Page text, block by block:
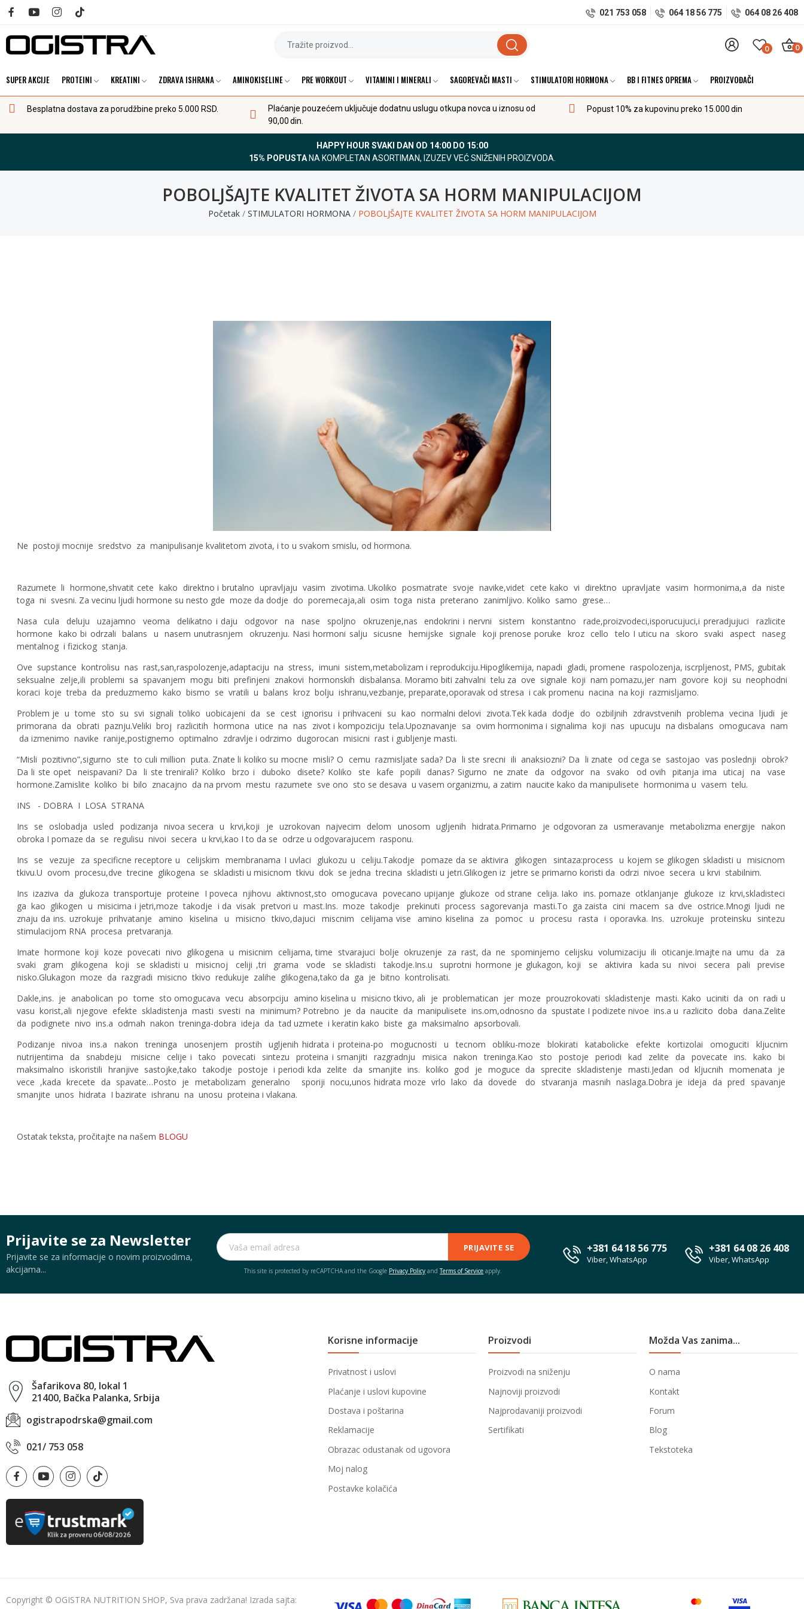
021 753 058 064 18 56 775 064 08 26 408
0 0
SUPER AKCIJE PROTEINI KREATINI ZDRAVA ISHRANA AMINOKISELINE PRE WORKOUT VITAMINI I MINERALI SAGOREVAČI MASTI STIMULATORI HORMONA BB I FITNES OPREMA PROIZVOĐAČI
Besplatna dostava za porudžbine preko 5.000 RSD.
Plaćanje pouzećem uključuje dodatnu uslugu otkupa novca u iznosu od
90,00 din.
Popust 10% za kupovinu preko 15.000 din
HAPPY HOUR SVAKI DAN OD 14:00 DO 15:00
15% POPUSTANA KOMPLETAN ASORTIMAN, IZUZEV VEĆ SNIŽENIH PROIZVODA.
POBOLJŠAJTE KVALITET ŽIVOTA SA HORM MANIPULACIJOM
Početak STIMULATORI HORMONA POBOLJŠAJTE KVALITET ŽIVOTA SA HORM MANIPULACIJOM
Ne postoji mocnije sredstvo za manipulisanje kvalitetom zivota, i to u svakom smislu, od hormona.
Razumete li hormone,shvatit cete kako direktno i brutalno upravljaju vasim zivotima. Ukoliko posmatrate svoje navike,videt cete kako vi direktno upravljate vasim hormonima,a da niste
toga ni svesni. Za vecinu ljudi hormone su nesto gde moze da dodje do poremecaja,ali osim toga nista preterano zanimljivo. Koliko samo grese…
Nasa cula deluju uzajamno veoma delikatno i daju odgovor na nase spoljno okruzenje,nas endokrini i nervni sistem konstantno rade,proizvodeci,isporucujuci,i preradjujuci razlicite
hormone kako bi odrzali balans u nasem unutrasnjem okruzenju. Nasi hormoni salju sicusne hemijske signale koji prenose poruke kroz cello telo I uticu na skoro svaki aspect naseg
mentalnog i fizickog stanja.
Ove supstance kontrolisu nas rast,san,raspolozenje,adaptaciju na stress, imuni sistem,metabolizam i reprodukciju.Hipoglikemija, napadi gladi, promene raspolozenja, iscrpljenost, PMS, gubitak
seksualne zelje,ili problemi sa spavanjem mogu biti prefinjeni znakovi hormonskih disbalansa. Moramo biti zahvalni telu za ove signale koji nam pomazu,jer nam govore koji su neophodni
koraci koje treba da preduzmemo kako bismo se vratili u balans kroz bolju ishranu,vezbanje, preparate,oporavak od stresa i cak promenu nacina na koji razmisljamo.
Problem je u tome sto su svi signali toliko uobicajeni da se cest ignorisu i prihvaceni su kao normalni delovi zivota.Tek kada dodje do ozbiljnih zdravstvenih problema vecina ljudi je
primorana da obrati paznju.Veliki broj razlicitih hormona utice na nas zivot i kompoziciju tela.Upoznavanje sa ovim hormonima i signalima koji nas upucuju na disbalans omogucava nam
da izmenimo navike ranije,postignemo optimalno zdravlje i odrzimo dugorocan misicni rast i gubljenje masti.
“Misli pozitivno”,sigurno ste to culi million puta. Znate li koliko su mocne misli? O cemu razmisljate sada? Da li ste srecni ili anaksiozni? Da li znate od cega se sastojao vas poslednji obrok?
Da li ste opet neispavani? Da li ste trenirali? Koliko brzo i duboko disete? Koliko ste kafe popili danas? Sigurno ne znate da odgovor na svako od ovih pitanja ima uticaj na vase
hormone.Zamislite koliko bi bilo znacajno da na prvom mestu razumete sve ono sto se desava u vasem organizmu, a zatim naucite kako da manipulisete hormonima u vasem telu.
INS - DOBRA I LOSA STRANA
Ins se oslobadja usled podizanja nivoa secera u krvi,koji je uzrokovan najvecim delom unosom ugljenih hidrata.Primarno je odgovoran za usmeravanje metabolizma energije nakon
obroka I pomaze da se regulisu nivoi secera u krvi,kao I to da se odrze u odgovarajucem rasponu.
Ins se vezuje za specificne receptore u celijskim membranama I uvlaci glukozu u celiju.Takodje pomaze da se aktivira glikogen sintaza:process u kojem se glikogen skladisti u misicnom
tkivu.U ovom procesu,dve trecine glikogena se skladisti u misicnom tkivu dok se jedna trecina skladisti u jetri.Glikogen iz jetre se primarno koristi da odrzi nivoe secera u krvi stabilnim.
Ins izaziva da glukoza transportuje proteine I poveca njihovu aktivnost,sto omogucava povecano upijanje glukoze od strane celija. Iako ins. pomaze otklanjanje glukoze iz krvi,skladisteci
ga kao glikogen u misicima i jetri,moze takodje i da visak pretvori u mast.Ins. moze takodje prekinuti process sagorevanja masti.To ga zaista cini macem sa dve ostrice.Mnogi ljudi ne
znaju da ins. uzrokuje prihvatanje amino kiselina u misicno tkivo,dajuci miscnim celijama vise amino kiselina za pomoc u procesu rasta i oporavka. Ins. uzrokuje proteinsku sintezu
stimulacijom RNA procesa pretvaranja.
Imate hormone koji koze povecati nivo glikogena u misicnim celijama, time stvarajuci bolje okruzenje za rast, da ne spominjemo celijsku volumizaciju ili oticanje.Imajte na umu da za
svaki gram glikogena koji se skladisti u misicnoj celiji ,tri grama vode se skladisti takodje.Ins.u suprotni hormone je glukagon, koji se aktivira kada su nivoi secera pali previse
nisko.Glukagon moze da razgradi misicno tkivo redukuje zalihe glikogena,tako da ga je bitno kontrolisati.
Dakle,ins. je anabolican po tome sto omogucava vecu absorpciju amino kiselina u misicno tkivo, ali je problematican jer moze prouzrokovati skladistenje masti. Kako uciniti da on radi u
vasu korist,ali njegove efekte skladistenja masti svesti na minimum? Potrebno je da naucite da manipulisete ins.om,odnosno da spustate I podizete nivoe ins.a u razlicito doba dana.Zelite
da podignete nivo ins.a odmah nakon treninga-dobra ideja da tad uzmete i keratin kako biste ga maksimalno apsorbovali.
Podizanje nivoa ins.a nakon treninga unosenjem prostih ugljenih hidrata i proteina-po mogucnosti u tecnom obliku-moze blokirati katabolicke efekte kortizolai omoguciti kljucnim
nutrijentima da snabdeju misicne celije i tako povecati sintezu proteina i smanjiti razgradnju misica nakon treninga.Kao sto postoje periodi kad zelite da povecate ins. kako bi
maksimalno iskoristili hranjive sastojke,tako takodje postoje i periodi kda zelite da smanjite ins. koliko god je moguce da sprecite skladistenje masti.Jedan od kljucnih momenata je
vece ,kada krecete da spavate…Posto je metabolizam generalno sporiji nocu,unos hidrata moze vrlo lako da dovede do stvaranja masnih naslaga.Dobra je ideja da pred spavanje
smanjite unos hidrata I bazirate ishranu na unosu proteina i vlakana.
Ostatak teksta, pročitajte na našem BLOGU
Prijavite se za Newsletter
Prijavite se za informacije o novim proizvodima,
akcijama...
PRIJAVITE SE
This site is protected by reCAPTCHA and the Google Privacy Policy andTerms of Service apply.
+381 64 18 56 775
Viber, WhatsApp
+381 64 08 26 408
Viber, WhatsApp
Šafarikova 80, lokal 1
21400, Bačka Palanka, Srbija
ogistrapodrska@gmail.com
021/ 753 058
Korisne informacije
Privatnost i uslovi
Plaćanje i uslovi kupovine
Dostava i poštarina
Reklamacije
Obrazac odustanak od ugovora
Moj nalog
Postavke kolačića
Proizvodi
Proizvodi na sniženju
Najnoviji proizvodi
Najprodavaniji proizvodi
Sertifikati
Možda Vas zanima...
O nama
Kontakt
Forum
Blog
Tekstoteka
Copyright © OGISTRA NUTRITION SHOP, Sva prava zadržana! Izrada sajta: